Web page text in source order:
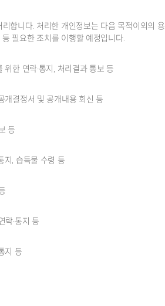
합니다. 처리한 개인정보는 다음 목적이외의
필요한 조치를 이행할 예정입니다.
한 연락·통지, 처리결과 통보 등
개결정서 및 공개내용 회신 등
등
지, 습득물 수령 등
락·통지 등
지 등